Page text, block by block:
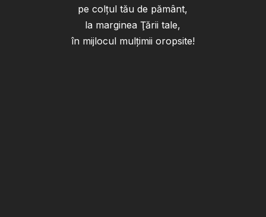
pe colţul tău de pământ,
la marginea Ţării tale,
în mijlocul mulţimii oropsite!